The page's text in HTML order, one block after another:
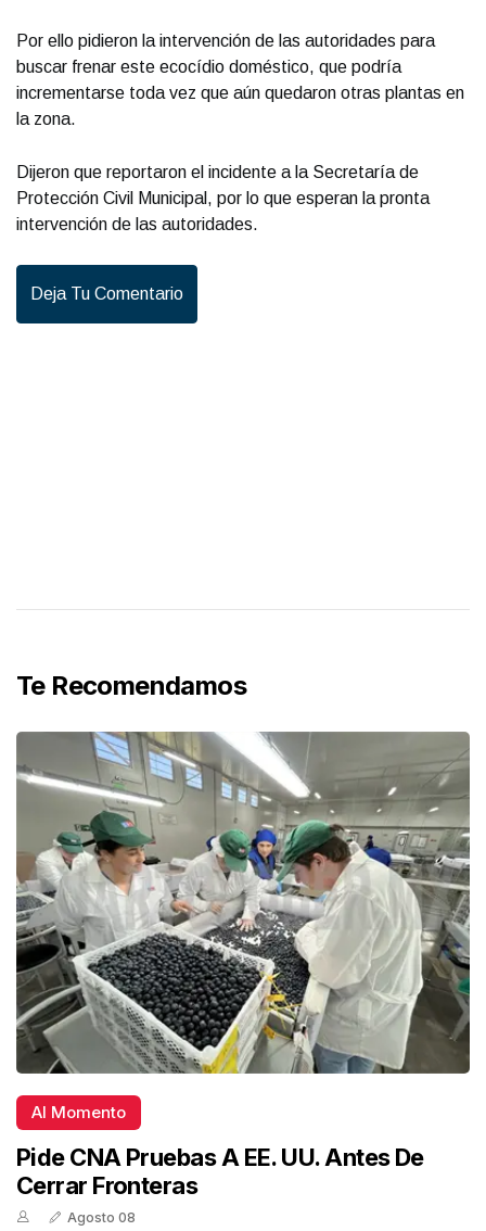
Por ello pidieron la intervención de las autoridades para
buscar frenar este ecocídio doméstico, que podría
incrementarse toda vez que aún quedaron otras plantas en
la zona.
Dijeron que reportaron el incidente a la Secretaría de
Protección Civil Municipal, por lo que esperan la pronta
intervención de las autoridades.
Deja Tu Comentario
Te Recomendamos
Al Momento
Pide CNA Pruebas A EE. UU. Antes De
Cerrar Fronteras
Agosto 08